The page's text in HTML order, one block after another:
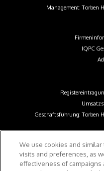
Management: Torben
IQPC
Geschäftsführung: Torben
We use cookies and
visits and preferences, as
effectiveness of campaigns